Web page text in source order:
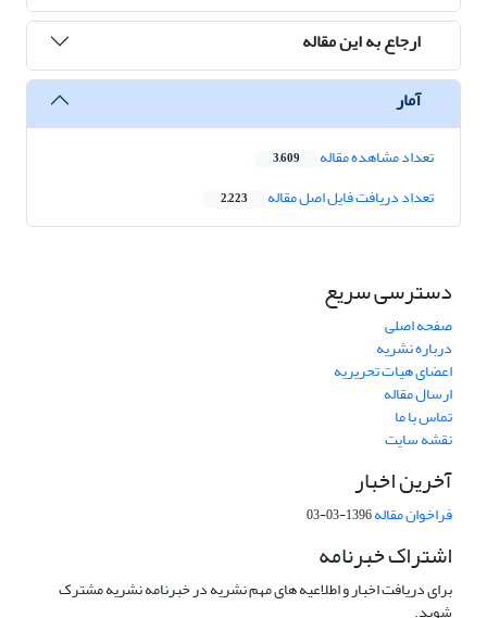
ارجاع به این مقاله
آمار
تعداد مشاهده مقاله 3,609
تعداد دریافت فایل اصل مقاله 2,223
دسترسی سریع
صفحه اصلی
درباره نشریه
اعضای هیات تحریریه
ارسال مقاله
تماس با ما
نقشه سایت
آخرین اخبار
فراخوان مقاله1396-03-03
اشتراک خبرنامه
برای دریافت اخبار و اطلاعیه های مهم نشریه در خبرنامه نشریه مشترک